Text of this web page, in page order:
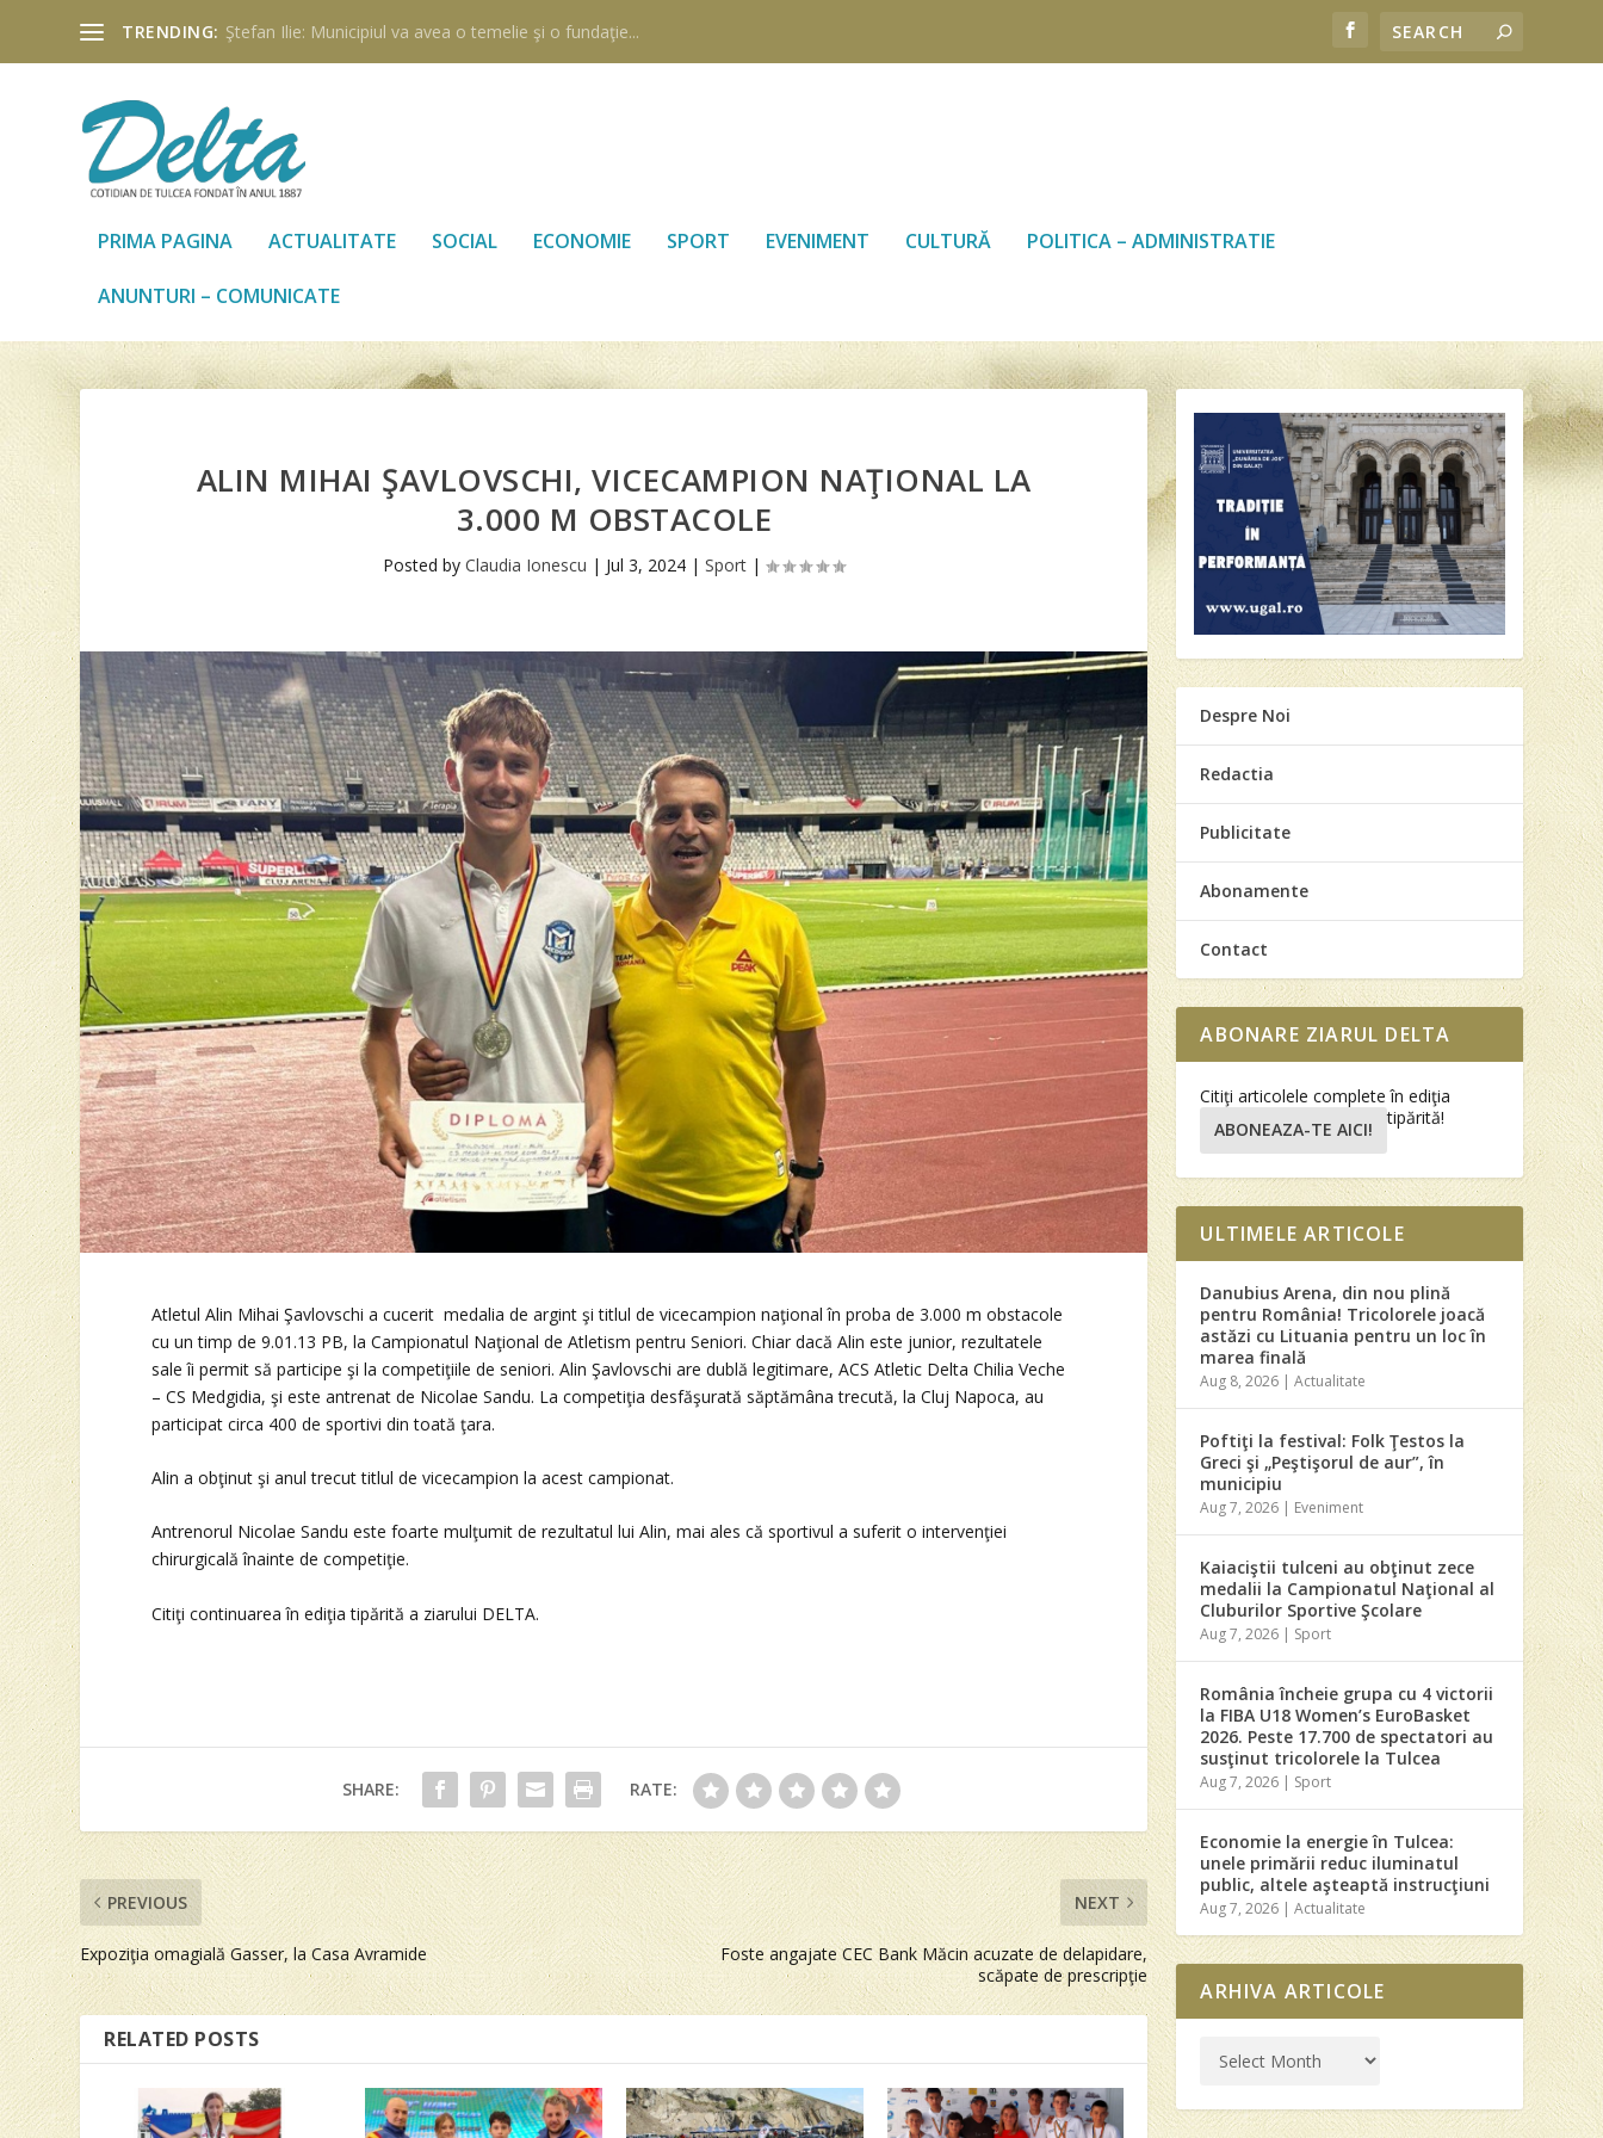
TRENDING: Ştefan Ilie: Municipiul va avea o temelie şi o fundaţie...
PRIMA PAGINA ACTUALITATE SOCIAL ECONOMIE SPORT EVENIMENT CULTURĂ POLITICA – ADMINISTRATIE
ANUNTURI – COMUNICATE
ALIN MIHAI ŞAVLOVSCHI, VICECAMPION NAŢIONAL LA
3.000 M OBSTACOLE
Posted byClaudia Ionescu | Jul 3, 2024 |Sport |
Atletul Alin Mihai Şavlovschi a cucerit medalia de argint şi titlul de vicecampion naţional în proba de 3.000 m obstacole
cu un timp de 9.01.13 PB, la Campionatul Naţional de Atletism pentru Seniori. Chiar dacă Alin este junior, rezultatele
sale îi permit să participe şi la competiţiile de seniori. Alin Şavlovschi are dublă legitimare, ACS Atletic Delta Chilia Veche
– CS Medgidia, şi este antrenat de Nicolae Sandu. La competiţia desfăşurată săptămâna trecută, la Cluj Napoca, au
participat circa 400 de sportivi din toată ţara.
Alin a obţinut şi anul trecut titlul de vicecampion la acest campionat.
Antrenorul Nicolae Sandu este foarte mulţumit de rezultatul lui Alin, mai ales că sportivul a suferit o intervenţiei
chirurgicală înainte de competiţie.
Citiţi continuarea în ediţia tipărită a ziarului DELTA.
SHARE: RATE:
PREVIOUS
Expoziţia omagială Gasser, la Casa Avramide
NEXT
Foste angajate CEC Bank Măcin acuzate de delapidare,
scăpate de prescripţie
RELATED POSTS
Despre Noi
Redactia
Publicitate
Abonamente
Contact
ABONARE ZIARUL DELTA
Citiţi articolele complete în ediţia
tipărită!
ABONEAZA-TE AICI!
ULTIMELE ARTICOLE
Danubius Arena, din nou plină
pentru România! Tricolorele joacă
astăzi cu Lituania pentru un loc în
marea finală
Aug 8, 2026 |Actualitate
Poftiţi la festival: Folk Ţestos la
Greci şi „Peştişorul de aur”, în
municipiu
Aug 7, 2026 | Eveniment
Kaiaciştii tulceni au obţinut zece
medalii la Campionatul Naţional al
Cluburilor Sportive Şcolare
Aug 7, 2026 | Sport
România încheie grupa cu 4 victorii
la FIBA U18 Women’s EuroBasket
2026. Peste 17.700 de spectatori au
susţinut tricolorele la Tulcea
Aug 7, 2026 | Sport
Economie la energie în Tulcea:
unele primării reduc iluminatul
public, altele aşteaptă instrucţiuni
Aug 7, 2026 |Actualitate
ARHIVA ARTICOLE